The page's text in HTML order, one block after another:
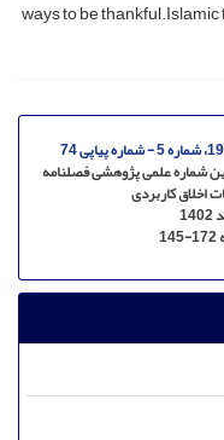
ways to be
شماره علمی پژوهشی فصلنامه
اخلاق کاربردی
145-172